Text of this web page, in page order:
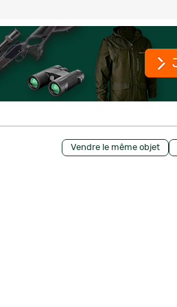
Vendre le même objet